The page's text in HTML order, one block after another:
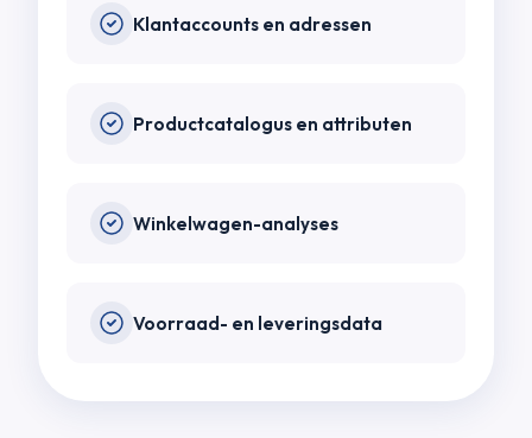
Klantaccounts en adressen
Productcatalogus en attributen
Winkelwagen-analyses
Voorraad- en leveringsdata